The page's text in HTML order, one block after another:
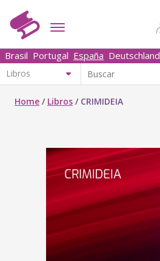
Brasil Portugal España Deutschland
Home / Libros / CRIMIDEIA